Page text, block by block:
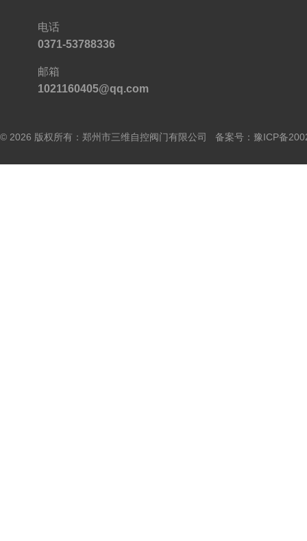
电话
0371-53788336
邮箱
1021160405@qq.com
© 2026 版权所有：郑州市三维自控阀门有限公司 备案号： 豫ICP备